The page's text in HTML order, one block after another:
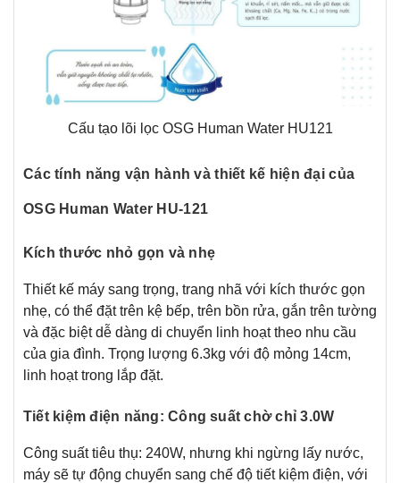
Cấu tạo lõi lọc OSG Human Water HU121
Các tính năng vận hành và thiết kế hiện đại của
OSG Human Water HU-121
Kích thước nhỏ gọn và nhẹ
Thiết kế máy sang trọng, trang nhã với kích thước gọn
nhẹ, có thể đặt trên kệ bếp, trên bồn rửa, gắn trên tường
và đặc biệt dễ dàng di chuyển linh hoạt theo nhu cầu
của gia đình. Trọng lượng 6.3kg với độ mỏng 14cm,
linh hoạt trong lắp đặt.
Tiết kiệm điện năng: Công suất chờ chỉ 3.0W
Công suất tiêu thụ: 240W, nhưng khi ngừng lấy nước,
máy sẽ tự động chuyển sang chế độ tiết kiệm điện, với